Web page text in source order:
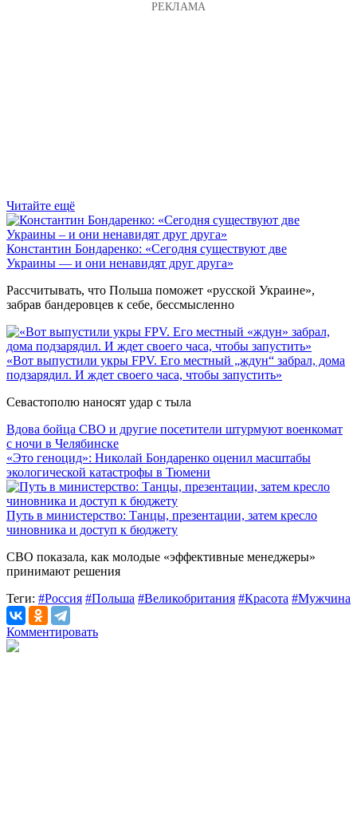
Читайте ещё
Константин Бондаренко: «Сегодня существуют две
Украины — и они ненавидят друг друга»
Рассчитывать, что Польша поможет «русской Украине»,
забрав бандеровцев к себе, бессмысленно
«Вот выпустили укры FPV. Его местный „ждун“ забрал, дома
подзарядил. И ждет своего часа, чтобы запустить»
Севастополю наносят удар с тыла
Вдова бойца СВО и другие посетители штурмуют военкомат
с ночи в Челябинске
«Это геноцид»: Николай Бондаренко оценил масштабы
экологической катастрофы в Тюмени
Путь в министерство: Танцы, презентации, затем кресло
чиновника и доступ к бюджету
СВО показала, как молодые «эффективные менеджеры»
принимают решения
Теги: #Россия #Польша #Великобритания #Красота #Мужчина
Комментировать